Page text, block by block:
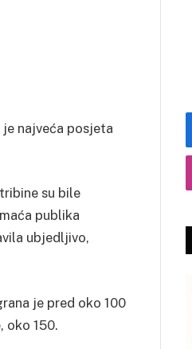
najveća posjeta
su bile
publika
ubjedljivo,
je pred oko 100
oko 150.